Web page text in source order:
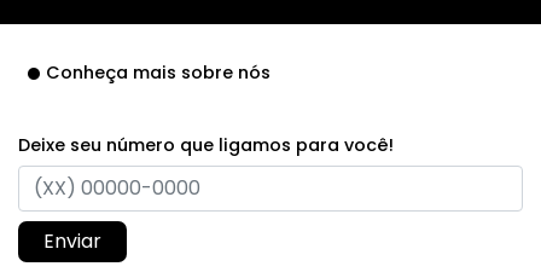
Conheça mais sobre nós
Deixe seu número que ligamos para você!
Enviar